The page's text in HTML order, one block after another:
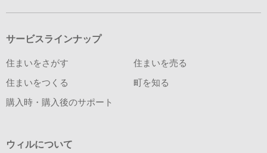
サービスラインナップ
住まいをさがす 住まいを売る
住まいをつくる 町を知る
購入時・購入後のサポート
ウィルについて